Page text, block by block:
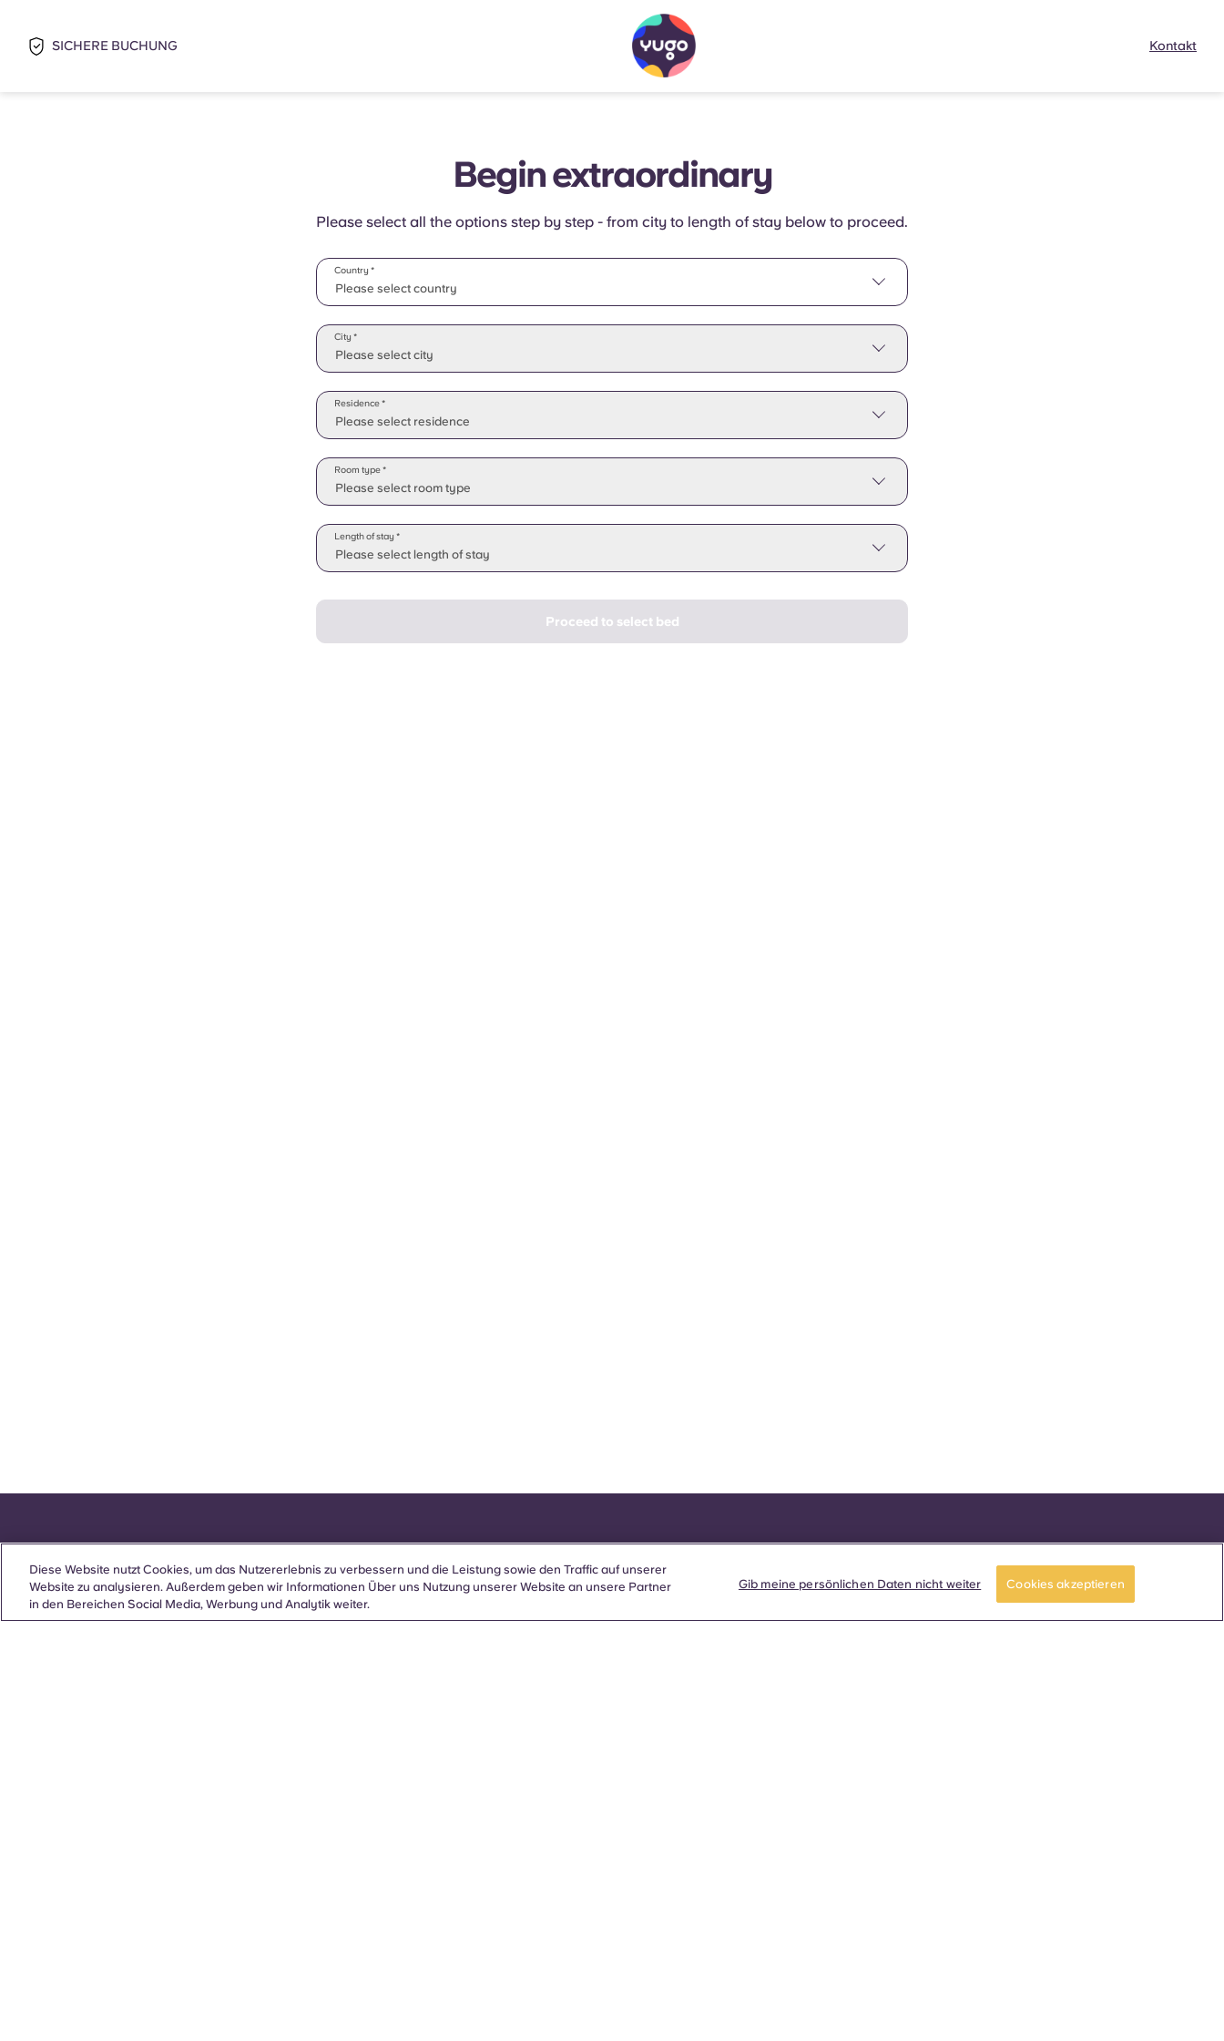
SICHERE BUCHUNG Kontakt
Begin extraordinary
Please select all the options step by step - from city to length of stay below to proceed.
Please select country
Country *
Please select state
Please select city
City *
Please select residence
Residence *
Please select room type
Room type *
Please select length of stay
Length of stay *
Proceed to select bed
Diese Website nutzt Cookies, um das Nutzererlebnis zu verbessern und die Leistung sowie den Traffic auf unserer
Website zu analysieren. Außerdem geben wir Informationen Über uns Nutzung unserer Website an unsere Partner
in den Bereichen Social Media, Werbung und Analytik weiter.
Gib meine persönlichen Daten nicht weiter Cookies akzeptieren